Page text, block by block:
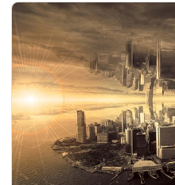
דירות: הפקת דרישות
מעקב אחר פריסות
וגבייה. הפקת אישורי
בנקים, קופות והתאמות:
מט"ח וחשבונות ליווי
קופות קטנות וכרטיסי חו"ז.
של דיווחים חודשיים
ניכויים). ביצוע
עד לרמת המאזן. הכנת
לקראת הדוח השנתי.